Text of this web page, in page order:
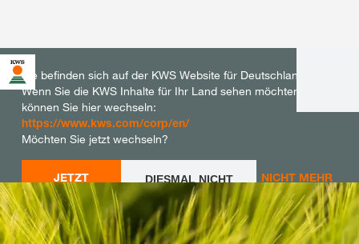
Sie befinden sich auf der KWS Website für Deutschland.
Wenn Sie die KWS Inhalte für Ihr Land sehen möchten,
können Sie hier wechseln:
https://www.kws.com/corp/en/
Möchten Sie jetzt wechseln?
JETZT
WECHSELN
DIESMAL NICHT
WECHSELN
NICHT MEHR
FRAGEN